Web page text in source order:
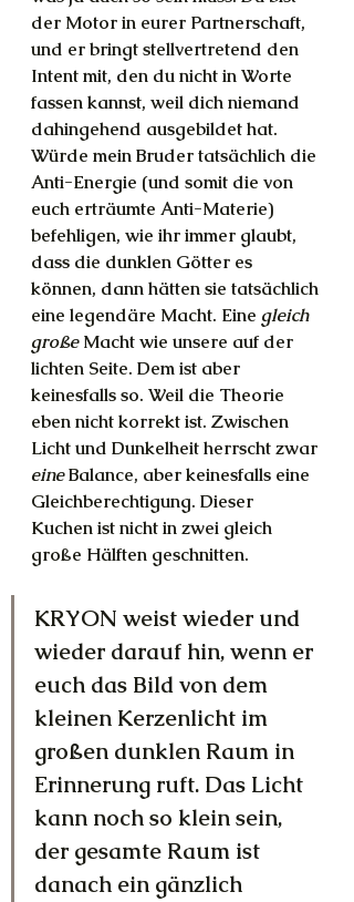
der Motor in eurer Partnerschaft,
und er bringt stellvertretend den
Intent mit, den du nicht in Worte
fassen kannst, weil dich niemand
dahingehend ausgebildet hat.
Würde mein Bruder tatsächlich die
Anti-Energie (und somit die von
euch erträumte Anti-Materie)
befehligen, wie ihr immer glaubt,
dass die dunklen Götter es
können, dann hätten sie tatsächlich
eine legendäre Macht. Eine gleich
große Macht wie unsere auf der
lichten Seite. Dem ist aber
keinesfalls so. Weil die Theorie
eben nicht korrekt ist. Zwischen
Licht und Dunkelheit herrscht zwar
eine Balance, aber keinesfalls eine
Gleichberechtigung. Dieser
Kuchen ist nicht in zwei gleich
große Hälften geschnitten.
KRYON weist wieder und
wieder darauf hin, wenn er
euch das Bild von dem
kleinen Kerzenlicht im
großen dunklen Raum in
Erinnerung ruft. Das Licht
kann noch so klein sein,
der gesamte Raum ist
danach ein gänzlich